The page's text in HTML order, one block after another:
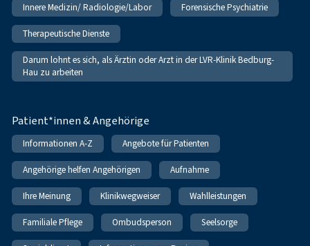
Innere Medizin/ Radiologie/Labor Forensische Psychiatrie
Therapeutische Dienste
Darum lohnt es sich, als Ärztin oder Arzt in der LVR-Klinik Bedburg-
Hau zu arbeiten
Patient*innen & Angehörige
Informationen A-Z Angebote für Patienten
Angehörige helfen Angehörigen Aufnahme
Ihre Meinung Klinikwegweiser Wahlleistungen
Familiale Pflege Ombudsperson Seelsorge